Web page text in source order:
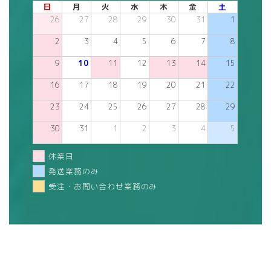
日 月 火 水 木 金 土
26 27 28 29 30 31 1
2 3 4 5 6 7 8
9 10 11 12 13 14 15
16 17 18 19 20 21 22
23 24 25 26 27 28 29
30 31 1 2 3 4 5
休業日
発送業務のみ
受注・お問い合わせ業務のみ